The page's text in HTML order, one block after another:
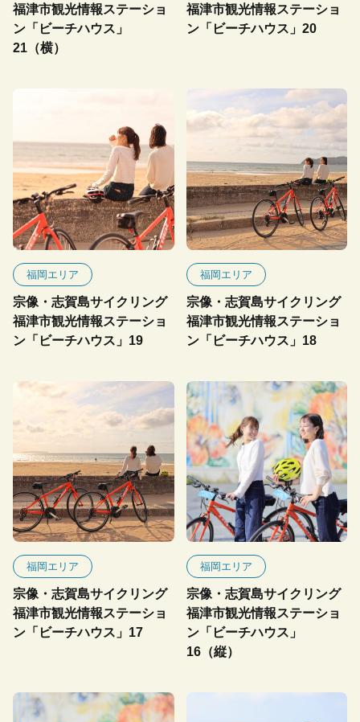
福津市観光情報ステーショ
ン「ビーチハウス」
21（横）
福津市観光情報ステーショ
ン「ビーチハウス」20
福岡エリア
宗像・志賀島サイクリング
福津市観光情報ステーショ
ン「ビーチハウス」19
福岡エリア
宗像・志賀島サイクリング
福津市観光情報ステーショ
ン「ビーチハウス」18
福岡エリア
宗像・志賀島サイクリング
福津市観光情報ステーショ
ン「ビーチハウス」17
福岡エリア
宗像・志賀島サイクリング
福津市観光情報ステーショ
ン「ビーチハウス」
16（縦）